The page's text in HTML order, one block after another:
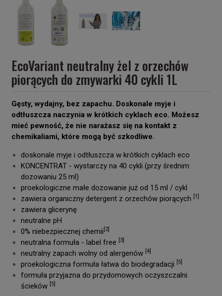
EcoVariant neutralny żel z orzechów
piorących do zmywarki 40 cykli 1L
Gęsty, wydajny, bez zapachu. Doskonale myje i
odtłuszcza naczynia w krótkich cyklach eco. Możesz
mieć pewność, że nie narażasz się na kontakt z
chemikaliami, które mogą być szkodliwe.
doskonale myje i odtłuszcza w krótkich cyklach eco
KONCENTRAT - wystarczy na 40 cykli (przy średnim
dozowaniu 25 ml)
proekologiczne małe dozowanie już od 15 ml / cykl
zawiera organiczny detergent z orzechów piorących
[1]
zawiera glicerynę
neutralne pH
0% niebezpiecznej chemii [2]
neutralna formuła - label free [3]
neutralny zapach wolny od alergenów [4]
proekologiczna formuła łatwa do biodegradacji [5]
formuła przyjazna do przydomowych oczyszczalni
ścieków
[5]